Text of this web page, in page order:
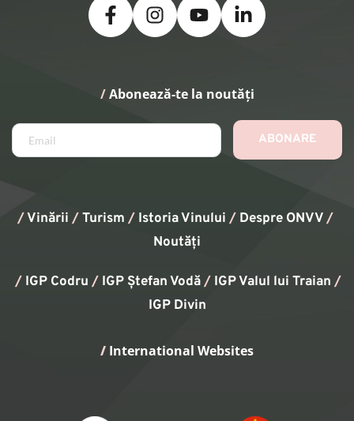
/ Abonează-te la noutăți
ABONARE
/Vinării /Turism / Istoria Vinului / Despre ONVV/
Noutăți
/ IGP Codru / IGP Ștefan Vodă/ IGP Valul lui Traian
IGP Divin
/ International Websites